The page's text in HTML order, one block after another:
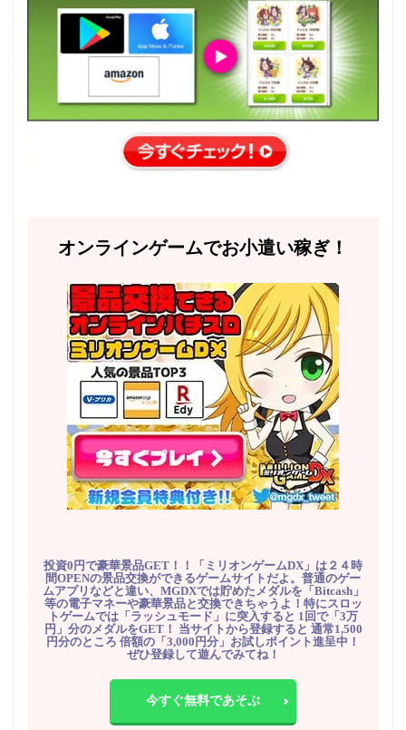
オンラインゲームでお小遣い稼ぎ！
投資0円で豪華景品GET！！「ミリオンゲームDX」は２４時
間OPENの景品交換ができるゲームサイトだよ。普通のゲー
ムアプリなどと違い、MGDXでは貯めたメダルを「Bitcash」
等の電子マネーや豪華景品と交換できちゃうよ！特にスロッ
トゲームでは「ラッシュモード」に突入すると 1回で「3万
円」分のメダルをGET！ 当サイトから登録すると 通常1,500
円分のところ 倍額の「3,000円分」お試しポイント進呈中！
ぜひ登録して遊んでみてね！
今すぐ無料であそぶ